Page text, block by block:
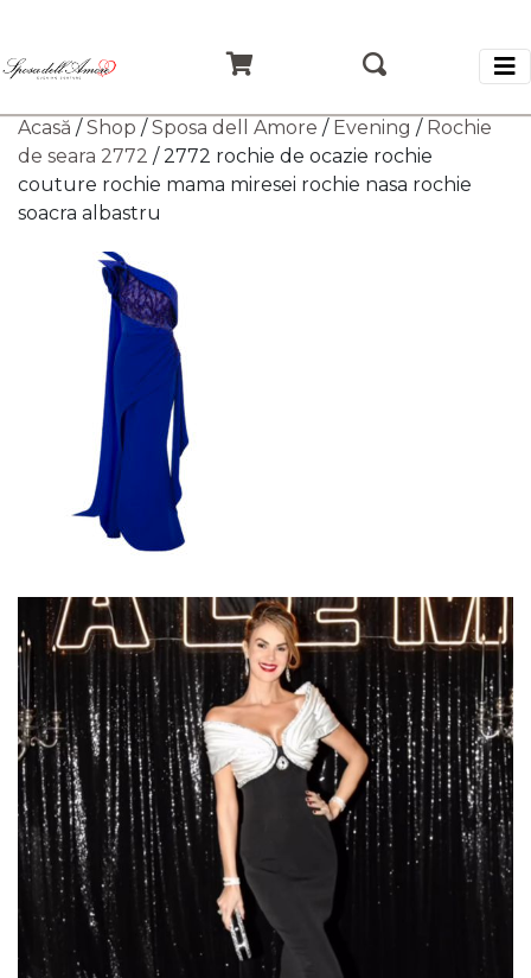
Acasă /Shop /Sposa dell Amore / Evening / Rochie
de seara 2772 / 2772 rochie de ocazie rochie
couture rochie mama miresei rochie nasa rochie
soacra albastru